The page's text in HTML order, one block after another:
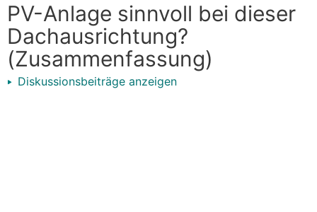
PV-Anlage sinnvoll bei dieser
Dachausrichtung?
(Zusammenfassung)
Diskussionsbeiträge anzeigen